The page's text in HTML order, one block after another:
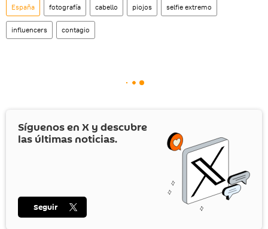
España fotografía cabello piojos selfie extremo
influencers contagio
Síguenos en X y descubre
las últimas noticias.
Seguir